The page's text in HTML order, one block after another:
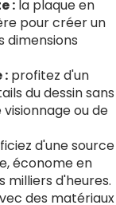
: la plaque en
pour créer un
dimensions
:profitez d'un
du dessin sans
ou de
d'une source
économe en
milliers d'heures.
des matériaux